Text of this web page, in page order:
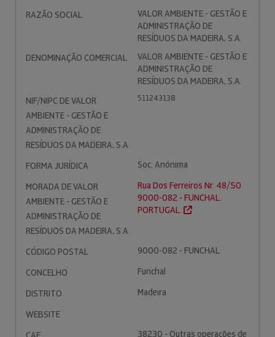
RAZÃO SOCIAL
VALOR AMBIENTE - GESTÃO E
ADMINISTRAÇÃO DE
RESÍDUOS DA MADEIRA, S.A.
DENOMINAÇÃO COMERCIAL
VALOR AMBIENTE - GESTÃO E
ADMINISTRAÇÃO DE
RESÍDUOS DA MADEIRA, S.A.
NIF/NIPC DE VALOR
AMBIENTE - GESTÃO E
ADMINISTRAÇÃO DE
RESÍDUOS DA MADEIRA, S.A.
511243138
FORMA JURÍDICA
Soc. Anónima
MORADA DE VALOR
AMBIENTE - GESTÃO E
ADMINISTRAÇÃO DE
RESÍDUOS DA MADEIRA, S.A.
Rua Dos Ferreiros Nr. 48/50
9000-082 - FUNCHAL.
PORTUGAL.
CÓDIGO POSTAL
9000-082 - FUNCHAL
CONCELHO
Funchal
DISTRITO
Madeira
WEBSITE
38230 - Outras operações de